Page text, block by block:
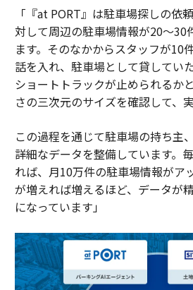
「『at PORT』は駐車場探しの依
対して周辺の駐車場情報が20～30
ます。そのなかからスタッフが10
話を入れ、駐車場として貸してい
ショートトラックが止められるか
さの三次元のサイズを確認して、
この過程を通じて駐車場の持ち主
詳細なデータを整備しています。
れば、月10万件の駐車場情報がア
が増えれば増えるほど、データが
になっています」